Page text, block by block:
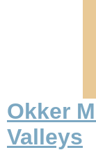
Okker
Valleys